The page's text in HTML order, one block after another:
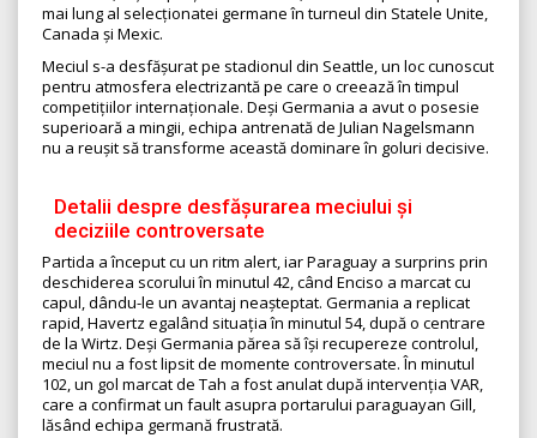
mai lung al selecționatei germane în turneul din Statele Unite,
Canada și Mexic.
Meciul s-a desfășurat pe stadionul din Seattle, un loc cunoscut
pentru atmosfera electrizantă pe care o creează în timpul
competițiilor internaționale. Deși Germania a avut o posesie
superioară a mingii, echipa antrenată de Julian Nagelsmann
nu a reușit să transforme această dominare în goluri decisive.
Detalii despre desfășurarea meciului și
deciziile controversate
Partida a început cu un ritm alert, iar Paraguay a surprins prin
deschiderea scorului în minutul 42, când Enciso a marcat cu
capul, dându-le un avantaj neașteptat. Germania a replicat
rapid, Havertz egalând situația în minutul 54, după o centrare
de la Wirtz. Deși Germania părea să își recupereze controlul,
meciul nu a fost lipsit de momente controversate. În minutul
102, un gol marcat de Tah a fost anulat după intervenția VAR,
care a confirmat un fault asupra portarului paraguayan Gill,
lăsând echipa germană frustrată.